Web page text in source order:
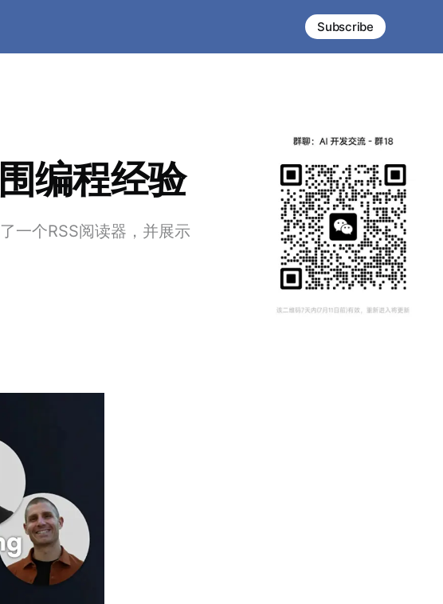
Subscribe
编程经验
一个RSS阅读器，并展示